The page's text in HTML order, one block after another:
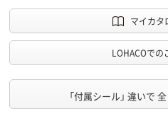
マイカタ
LOHACOでの
「付属シール」 違いで 全